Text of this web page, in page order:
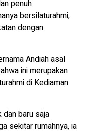
penuh
bersilaturahmi,
dengan
Andiah asal
ini merupakan
di Kediaman
dan baru saja
sekitar rumahnya, ia